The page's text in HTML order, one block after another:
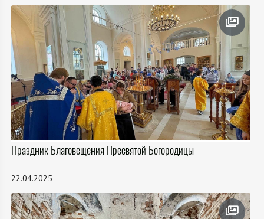
Праздник Благовещения Пресвятой Богородицы
22.04.2025